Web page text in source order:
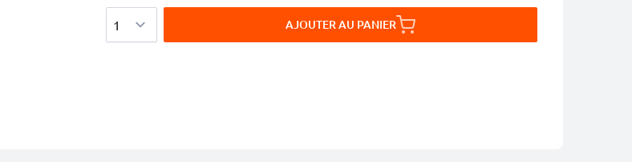
AJOUTER AU PANIER